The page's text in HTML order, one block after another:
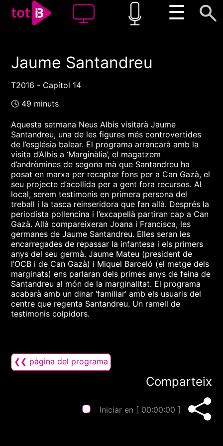
☰
00:00 00:00
1x
Jaume Santandreu
T2016 - Capítol 14
🕓 49 minuts
Aquesta setmana Neus Albis visitarà Jaume
Santandreu, una de les figures més controvertides
de l’església balear. El programa arrancarà amb la
visita d’Albis a ‘Marginàlia’, el magatzem
d’andròmines de segona mà que Santandreu ha
posat en marxa per recaptar fons per a Can Gazà, el
seu projecte d’acollida per a gent fora recursos. Al
local, serem testimonis en primera persona del
treball i la tasca reinseridora que fan allà. Després la
periodista pollencina i l’excapellà partiran cap a Can
Gazà. Allà compareixeran Joana i Francisca, les
germanes de Jaume Santandreu. Elles seran les
encarregades de repassar la infantesa i els primers
anys del seu germà. Jaume Mateu (president de
l’OCB i de Can Gazà) i Miquel Barceló (el metge dels
marginats) ens parlaran dels primes anys de feina de
Santandreu al món de la marginalitat. El programa
acabarà amb un dinar ‘familiar’ amb els usuaris del
centre que regenta Santandreu. Un ramell de
testimonis colpidors.
❮❮ pàgina del programa
Comparteix
Iniciar en [ 00:00:00 ]